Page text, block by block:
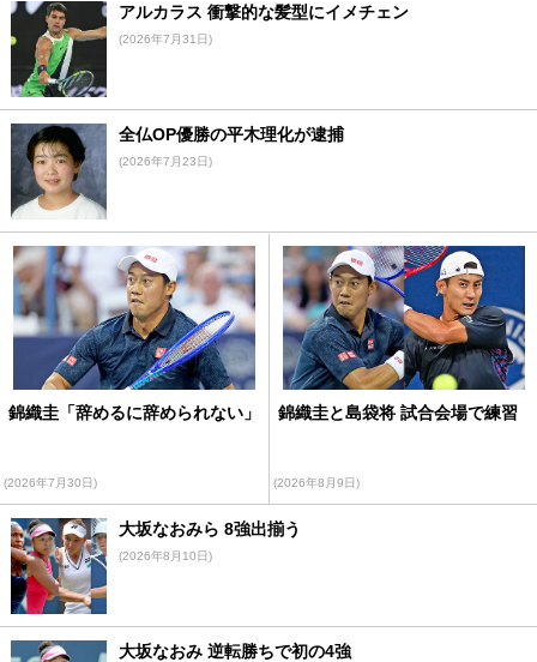
アルカラス 衝撃的な髪型にイメチェン
(2026年7月31日)
全仏OP優勝の平木理化が逮捕
(2026年7月23日)
錦織圭「辞めるに辞められない」
(2026年7月30日)
錦織圭と島袋将 試合会場で練習
(2026年8月9日)
大坂なおみら 8強出揃う
(2026年8月10日)
大坂なおみ 逆転勝ちで初の4強